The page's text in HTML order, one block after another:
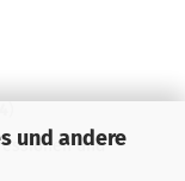
und andere
und